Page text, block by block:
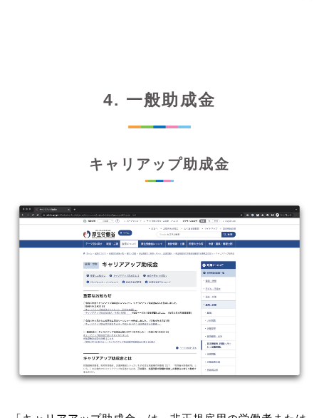
4. 一般助成金
キャリアップ助成金